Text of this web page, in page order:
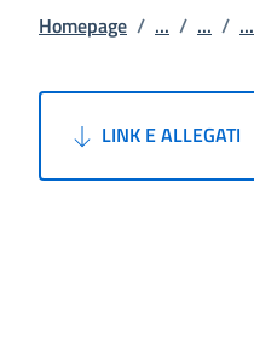
Homepage / ... / ... / ...
LINK E ALLEGATI